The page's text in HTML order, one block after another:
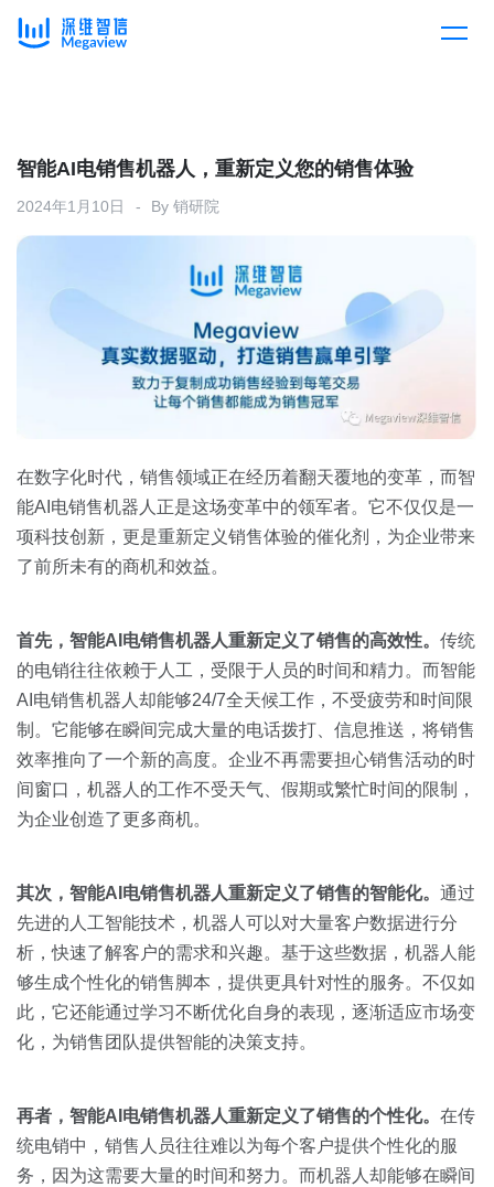
产品总览
产品集成
解决方案
按行业
消费医疗
房地产
金融
按角色
销售人员
销售管理
培训辅导
客户案例
资源中心
全部
销售会话智能
关于我们
智能AI电销售机器人，重新定义您的销售体验
2024年1月10日 By 销研院
在数字化时代，销售领域正在经历着翻天覆地的变革，而智
能AI电销售机器人正是这场变革中的领军者。它不仅仅是一
项科技创新，更是重新定义销售体验的催化剂，为企业带来
了前所未有的商机和效益。
首先，智能AI 电销售机器人重新定义了销售的高效性。 传统
的电销往往依赖于人工，受限于人员的时间和精力。而智能
AI电销售机器人却能够24/7全天候工作，不受疲劳和时间限
制。它能够在瞬间完成大量的电话拨打、信息推送，将销售
效率推向了一个新的高度。企业不再需要担心销售活动的时
间窗口，机器人的工作不受天气、假期或繁忙时间的限制，
为企业创造了更多商机。
其次，智能AI 电销售机器人重新定义了销售的智能化。 通过
先进的人工智能技术，机器人可以对大量客户数据进行分
析，快速了解客户的需求和兴趣。基于这些数据，机器人能
够生成个性化的销售脚本，提供更具针对性的服务。不仅如
此，它还能通过学习不断优化自身的表现，逐渐适应市场变
化，为销售团队提供智能的决策支持。
再者，智能AI 电销售机器人重新定义了销售的个性化。 在传
统电销中，销售人员往往难以为每个客户提供个性化的服
务，因为这需要大量的时间和努力。而机器人却能够在瞬间